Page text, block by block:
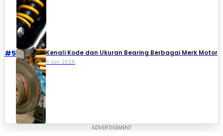
#5 Kenali Kode dan Ukuran Bearing Berbagai Merk Motor
11 Jun 2025